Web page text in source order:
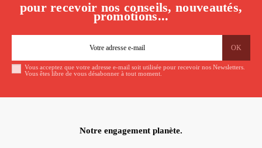
pour recevoir nos conseils, nouveautés,
promotions...
Vous acceptez que votre adresse e-mail soit utilisée pour recevoir nos Newsletters.
Vous êtes libre de vous désabonner à tout moment.
Notre engagement planète.